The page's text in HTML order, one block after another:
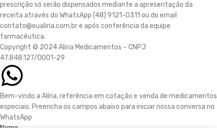
prescrição só serão dispensados mediante a apresentação da
receita através do WhatsApp (48) 9121-0311 ou do email
contato@eualiria.com.br e após conferência da equipe
farmacêutica.
Copyright © 2024 Aliria Medicamentos – CNPJ
47.848.127/0001-29
Bem-vindo a Alíria, referência em cotação e venda de medicamentos
especiais. Preencha os campos abaixo para iniciar nossa conversa no
WhatsApp
Nome